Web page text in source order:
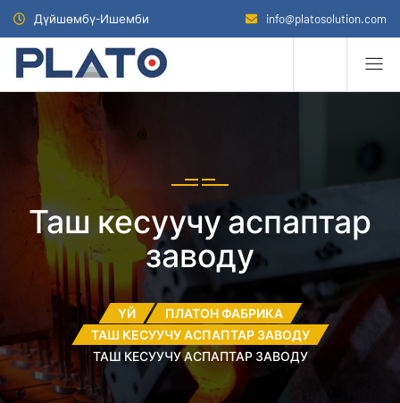
Дүйшөмбү-Ишемби info@platosolution.com
Таш кесуучу аспаптар
заводу
ҮЙ
ПЛАТОН ФАБРИКА
ТАШ КЕСУУЧУ АСПАПТАР ЗАВОДУ
ТАШ КЕСУУЧУ АСПАПТАР ЗАВОДУ